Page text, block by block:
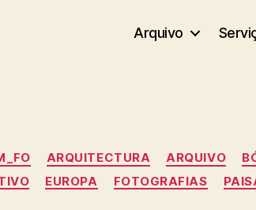
Arquivo
Categorias
ARQUITECTURA ARQUIVO
EUROPA FOTOGRAFIAS